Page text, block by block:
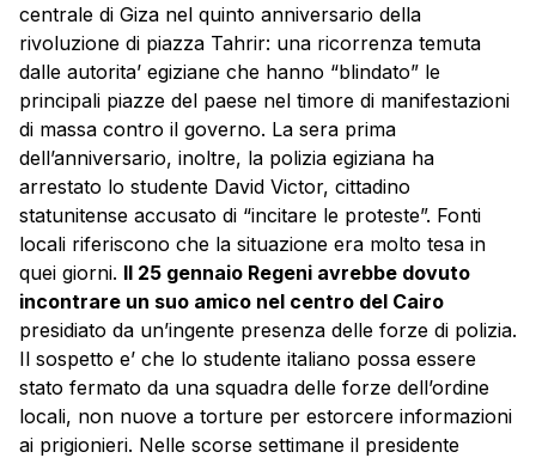
centrale di Giza nel quinto anniversario della
rivoluzione di piazza Tahrir: una ricorrenza temuta
dalle autorita’ egiziane che hanno “blindato” le
principali piazze del paese nel timore di manifestazioni
di massa contro il governo. La sera prima
dell’anniversario, inoltre, la polizia egiziana ha
arrestato lo studente David Victor, cittadino
statunitense accusato di “incitare le proteste”. Fonti
locali riferiscono che la situazione era molto tesa in
quei giorni. Il 25 gennaio Regeni avrebbe dovuto
incontrare un suo amico nel centro del Cairo
presidiato da un’ingente presenza delle forze di polizia.
Il sospetto e’ che lo studente italiano possa essere
stato fermato da una squadra delle forze dell’ordine
locali, non nuove a torture per estorcere informazioni
ai prigionieri. Nelle scorse settimane il presidente